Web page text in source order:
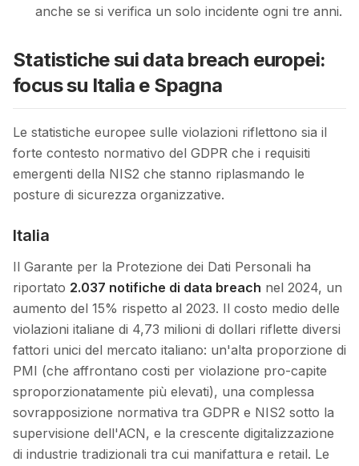
anche se si verifica un solo incidente ogni tre anni.
Statistiche sui data breach europei:
focus su Italia e Spagna
Le statistiche europee sulle violazioni riflettono sia il
forte contesto normativo del GDPR che i requisiti
emergenti della NIS2 che stanno riplasmando le
posture di sicurezza organizzative.
Italia
Il Garante per la Protezione dei Dati Personali ha
riportato 2.037 notifiche di data breach nel 2024, un
aumento del 15% rispetto al 2023. Il costo medio delle
violazioni italiane di 4,73 milioni di dollari riflette diversi
fattori unici del mercato italiano: un'alta proporzione di
PMI (che affrontano costi per violazione pro-capite
sproporzionatamente più elevati), una complessa
sovrapposizione normativa tra GDPR e NIS2 sotto la
supervisione dell'ACN, e la crescente digitalizzazione
di industrie tradizionali tra cui manifattura e retail. Le